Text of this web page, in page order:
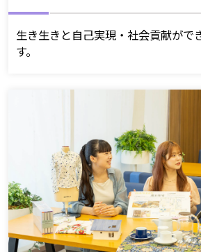
生き生きと自己実現・社会貢献がで
す。